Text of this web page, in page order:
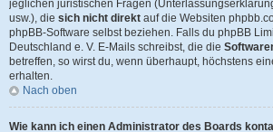
jeglichen juristischen Fragen
usw.), die sich nicht direkt auf die Websiten
phpBB-Software selbst beziehen. Falls du phpBB
Deutschland e. V. E-Mails schreibst, die die
betreffen, so wirst du, wenn überhaupt, höchstens
erhalten.
Nach oben
Wie kann ich einen Administrator des Boards